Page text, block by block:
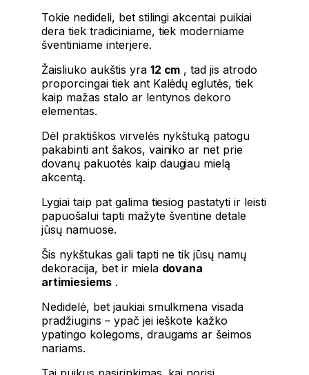
Tokie nedideli, bet stilingi akcentai puikiai
dera tiek tradiciniame, tiek moderniame
šventiniame interjere.
Žaisliuko aukštis yra 12 cm , tad jis atrodo
proporcingai tiek ant Kalėdų eglutės, tiek
kaip mažas stalo ar lentynos dekoro
elementas.
Dėl praktiškos virvelės nykštuką patogu
pakabinti ant šakos, vainiko ar net prie
dovanų pakuotės kaip daugiau mielą
akcentą.
Lygiai taip pat galima tiesiog pastatyti ir leisti
papuošalui tapti mažyte šventine detale
jūsų namuose.
Šis nykštukas gali tapti ne tik jūsų namų
dekoracija, bet ir miela dovana
artimiesiems.
Nedidelė, bet jaukiai smulkmena visada
pradžiugins – ypač jei ieškote kažko
ypatingo kolegoms, draugams ar šeimos
nariams.